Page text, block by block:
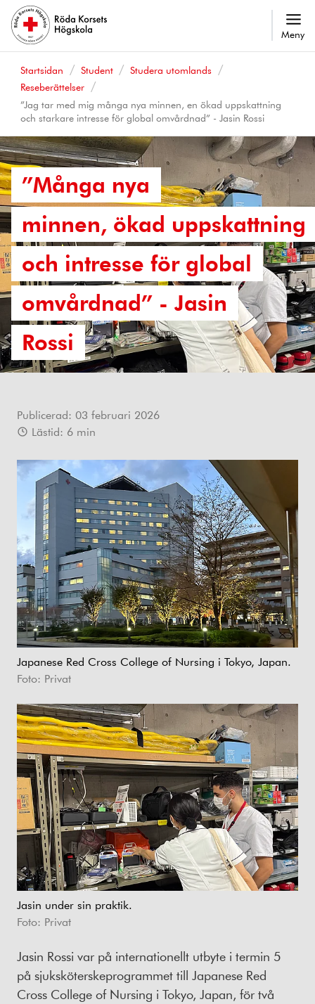
Meny
Startsidan Student
Studera utomlands
Reseberättelser
”Jag tar med mig många nya minnen, en ökad uppskattning
och starkare intresse för global omvårdnad” - Jasin Rossi
”Många nya
minnen, ökad uppskattning
och intresse för global
omvårdnad” - Jasin
Rossi
Publicerad: 03 februari 2026
Lästid: 6 min
Japanese Red Cross College of Nursing i Tokyo, Japan.
Foto: Privat
Jasin under sin praktik.
Foto: Privat
Jasin Rossi var på internationellt utbyte i termin 5
på sjuksköterskeprogrammet till Japanese Red
Cross College of Nursing i Tokyo, Japan, för två